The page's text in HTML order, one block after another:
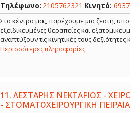
Τηλέφωνο: 2105762321 Κινητό:
Στο κέντρο μας, παρέχουμε μια ζεστή,
εξειδικευμένες θεραπείες και
αναπτύξουν τις κινητικές τους
Περισσότερες πληροφορίες
11. ΛΕΣΤΑΡΗΣ ΝΕΚΤΑΡΙΟΣ -
- ΣΤΟΜΑΤΟΧΕΙΡΟΥΡΓΙΚΗ